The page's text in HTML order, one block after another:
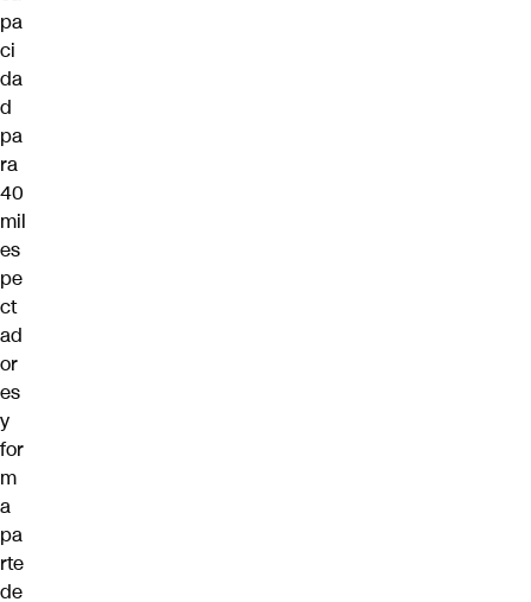
pa
ci
da
d
pa
ra
40
mil
es
pe
ct
ad
or
es
y
for
m
a
pa
rte
de